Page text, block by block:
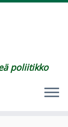
poliitikko